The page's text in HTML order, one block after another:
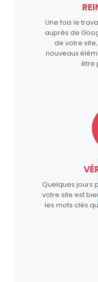
Une fois le
auprès de
de votre
nouveaux
être
Quelques jours
votre site est
les mots clés